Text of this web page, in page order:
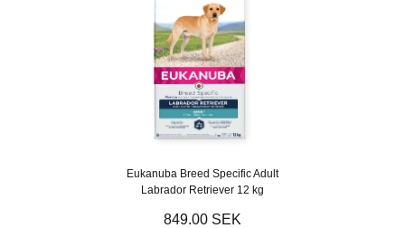
Eukanuba Breed Specific Adult
Labrador Retriever 12 kg
849.00 SEK